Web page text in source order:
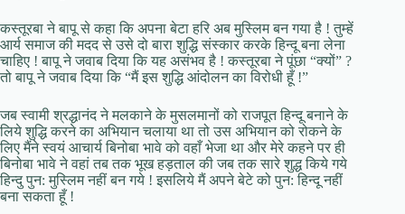
कस्तूरबा ने बापू से कहा कि अपना बेटा हरि अब मुस्लिम बन गया है ! तुम्हें
आर्य समाज की मदद से उसे दो बारा शुद्धि संस्कार करके हिन्दू बना लेना
चाहिए ! बापू ने जवाब दिया कि यह असंभव है ! कस्तूरबा ने पूंछा “क्यों” ?
तो बापू ने जवाब दिया कि “मैं इस शुद्धि आंदोलन का विरोधी हूँ !”
जब स्वामी श्रद्धानंद ने मलकाने के मुसलमानों को राजपूत हिन्दू बनाने के
लिये शुद्धि करने का अभियान चलाया था तो उस अभियान को रोकने के
लिए मैंने स्वयं आचार्य बिनोबा भावे को वहाँ भेजा था और मेरे कहने पर ही
बिनोबा भावे ने वहां तब तक भूख हड़ताल की जब तक सारे शुद्ध किये गये
हिन्दु पुन: मुस्लिम नहीं बन गये ! इसलिये मैं अपने बेटे को पुन: हिन्दू नहीं
बना सकता हूँ !